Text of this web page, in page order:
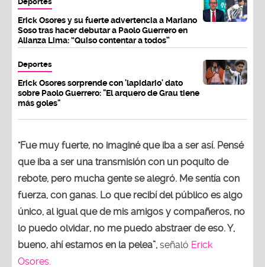
Erick Osores y su fuerte advertencia a Mariano
Soso tras hacer debutar a Paolo Guerrero en
Alianza Lima: “Quiso contentar a todos”
Deportes
Erick Osores sorprende con 'lapidario' dato
sobre Paolo Guerrero: "El arquero de Grau tiene
más goles"
"Fue muy fuerte, no imaginé que iba a ser así. Pensé
que iba a ser una transmisión con un poquito de
rebote, pero mucha gente se alegró. Me sentía con
fuerza, con ganas. Lo que recibí del público es algo
único, al igual que de mis amigos y compañeros, no
lo puedo olvidar, no me puedo abstraer de eso. Y,
bueno, ahí estamos en la pelea”, señaló Erick
Osores.